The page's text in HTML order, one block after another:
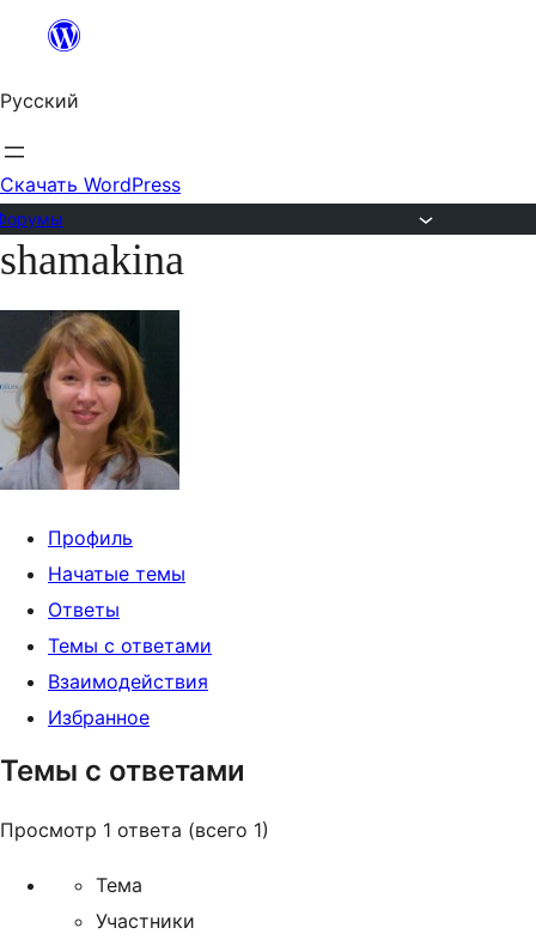
Перейти
содержимому
Русский
Скачать WordPress
Перейти
содержимому
shamakina
Профиль
Начатые темы
Ответы
Темы с ответами
Взаимодействия
Избранное
Темы с ответами
Просмотр 1 ответа (всего 1)
Тема
Участники